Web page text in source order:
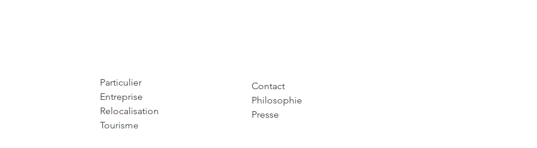
Particulier
Entreprise
Relocalisation
Tourisme
Contact
Philosophie
Presse